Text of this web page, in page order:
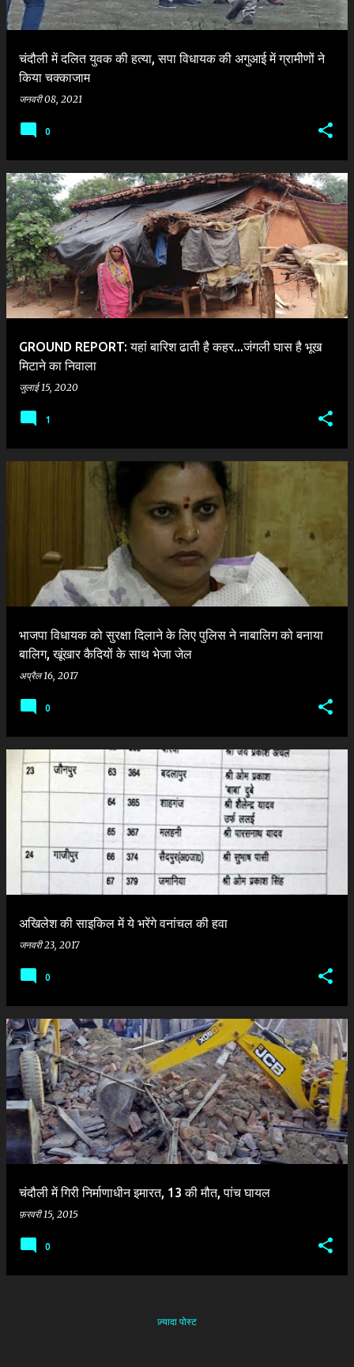
चंदौली में दलित युवक की हत्या, सपा विधायक की अगुआई में ग्रामीणों ने
किया चक्काजाम
जनवरी 08, 2021
0
GROUND REPORT: यहां बारिश ढाती है कहर...जंगली घास है भूख
मिटाने का निवाला
जुलाई 15, 2020
1
भाजपा विधायक को सुरक्षा दिलाने के लिए पुलिस ने नाबालिग को बनाया
बालिग, खूंखार कैदियों के साथ भेजा जेल
अप्रैल 16, 2017
0
अखिलेश की साइकिल में ये भरेंगे वनांचल की हवा
जनवरी 23, 2017
0
चंदौली में गिरी निर्माणाधीन इमारत, 13 की मौत, पांच घायल
फ़रवरी 15, 2015
0
ज़्यादा पोस्ट